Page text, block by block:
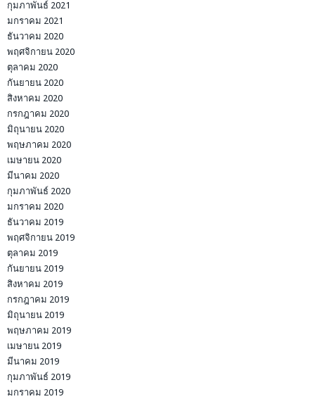
กุมภาพันธ์ 2021
มกราคม 2021
ธันวาคม 2020
พฤศจิกายน 2020
ตุลาคม 2020
กันยายน 2020
สิงหาคม 2020
กรกฎาคม 2020
มิถุนายน 2020
พฤษภาคม 2020
เมษายน 2020
มีนาคม 2020
กุมภาพันธ์ 2020
มกราคม 2020
ธันวาคม 2019
พฤศจิกายน 2019
ตุลาคม 2019
กันยายน 2019
สิงหาคม 2019
กรกฎาคม 2019
มิถุนายน 2019
พฤษภาคม 2019
เมษายน 2019
มีนาคม 2019
กุมภาพันธ์ 2019
มกราคม 2019